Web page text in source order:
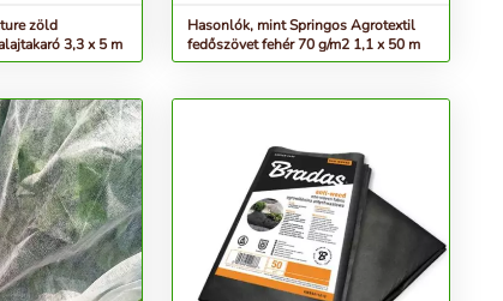
zöld
3,3 x 5 m
Hasonlók, mint Springos Agrotextil
fedőszövet fehér 70 g/m2 1,1 x 50 m